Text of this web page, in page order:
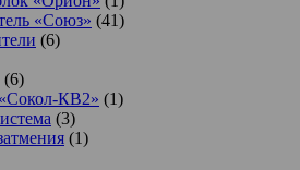
«Союз» (41)
(6)
(6)
КВ2» (1)
(3)
(1)